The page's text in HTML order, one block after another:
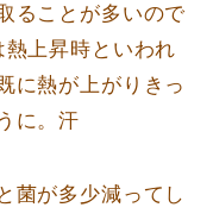
ることが多いので
上昇時といわれ
に熱が上がりきっ
に。汗
菌が多少減ってし